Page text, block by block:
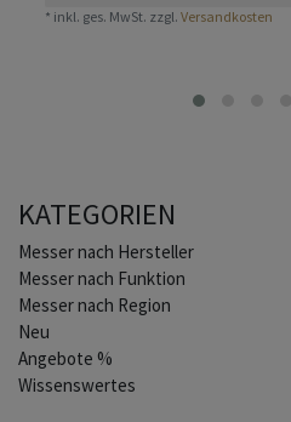
* inkl. ges. MwSt. zzgl.Versandkosten
KATEGORIEN
Home
Messer nach Hersteller
Messer nach Funktion
Messer nach Region
Neu
Angebote %
Wissenswertes